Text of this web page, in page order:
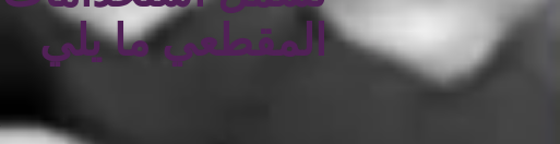
المقطعي ما يلي